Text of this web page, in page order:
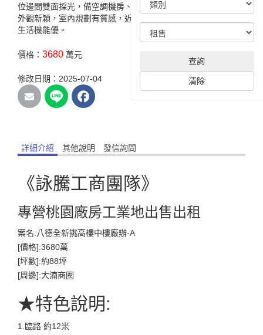
查詢
清除
位邊間雙面採光，備空調機房、吊裝口、全室epoxy地板，建築
外觀新穎，室內規劃有質感，近大湳交流道、商圈,交通便利、
生活機能優。
價格： 3680 萬元
修改日期：2025-07-04
詳細介紹 其他說明 發信詢問
《詠騰工商團隊》
專營桃園廠房工業地出售出租
案名:八德全新挑高樓中樓廠辦-A
[價格]:3680萬
[坪數]:約88坪
[周邊]:大湳商圈
★特色說明:
1.臨路 約12米